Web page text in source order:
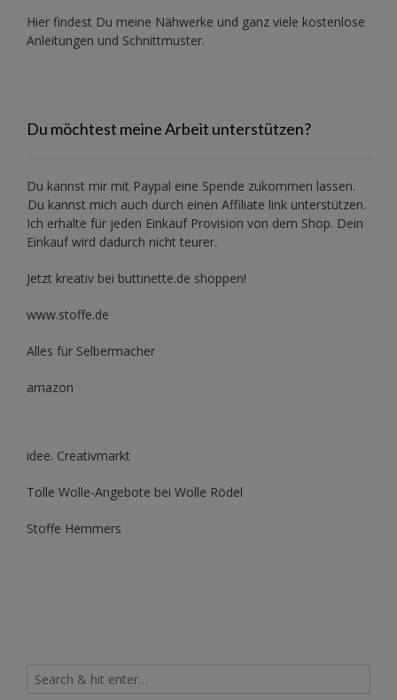
Hier findest Du meine Nähwerke und ganz viele kostenlose
Anleitungen und Schnittmuster.
Du möchtest meine Arbeit unterstützen?
Du kannst mir mit Paypal eine Spende zukommen lassen.
Du kannst mich auch durch einen Affiliate link unterstützen.
Ich erhalte für jeden Einkauf Provision von dem Shop. Dein
Einkauf wird dadurch nicht teurer.
Jetzt kreativ bei buttinette.de shoppen!
www.stoffe.de
Alles für Selbermacher
amazon
idee. Creativmarkt
Tolle Wolle-Angebote bei Wolle Rödel
Stoffe Hemmers